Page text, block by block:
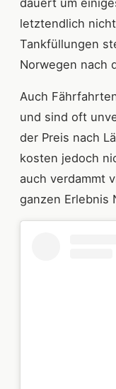
letztendlich
Tankfüllungen
Norwegen nach
Auch
und sind oft
der Preis nach
kosten jedoch
auch verdammt
ganzen Erlebnis